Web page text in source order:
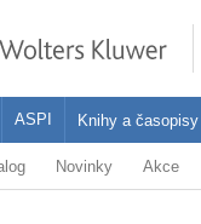
ASPI Knihy a časopisy
Knihy
Novinky Akce